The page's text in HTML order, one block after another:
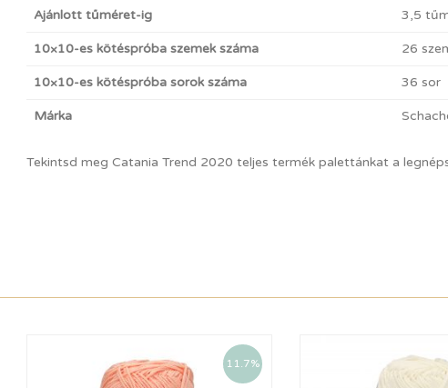
Ajánlott tűméret-ig 3,5
10×10-es kötéspróba szemek száma 26
10×10-es kötéspróba sorok száma 36 sor
Márka
Tekintsd meg Catania Trend 2020 teljes termék palettánkat a
11.7%